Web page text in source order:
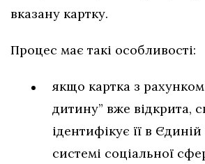
вказану картку.
Процес має такі особливості:
якщо картка з
дитину” вже відкрита,
ідентифікує її в
системі соціальної